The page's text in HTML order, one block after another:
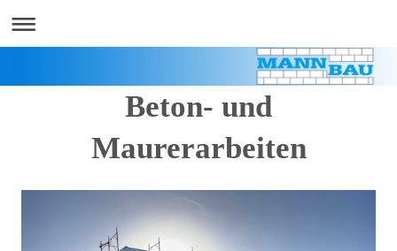
Beton- und
Maurerarbeiten